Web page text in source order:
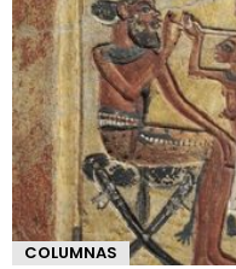
COLUMNAS